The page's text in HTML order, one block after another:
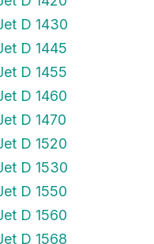
D 1430
D 1445
D 1455
D 1460
D 1470
D 1520
D 1530
D 1550
D 1560
D 1568